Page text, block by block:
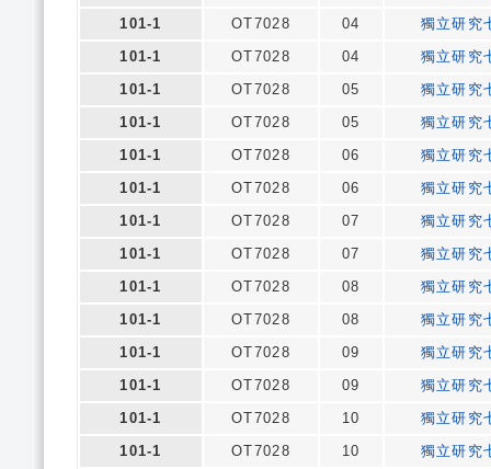
101-1
OT7028 04
獨立研究
101-1
OT7028 04
獨立研究
101-1
OT7028 05
獨立研究
101-1
OT7028 05
獨立研究
101-1
OT7028 06
獨立研究
101-1
OT7028 06
獨立研究
101-1
OT7028 07
獨立研究
101-1
OT7028 07
獨立研究
101-1
OT7028 08
獨立研究
101-1
OT7028 08
獨立研究
101-1
OT7028 09
獨立研究
101-1
OT7028 09
獨立研究
101-1
OT7028 10
獨立研究
101-1
OT7028 10
獨立研究